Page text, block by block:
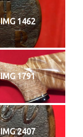
IMG 1462
IMG 1791
IMG 2407